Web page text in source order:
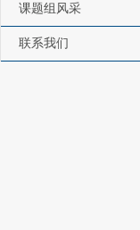
课题组风采
联系我们